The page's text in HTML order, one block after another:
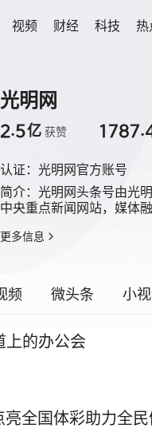
视频 财经 科技 热
光明网
2.5亿 获赞
认证： 光明网官方账号
简介： 光明网头条号由光
中央重点新闻网站，媒体
更多信息
频 微头条 小
上的办公会
亮全国体彩助力全